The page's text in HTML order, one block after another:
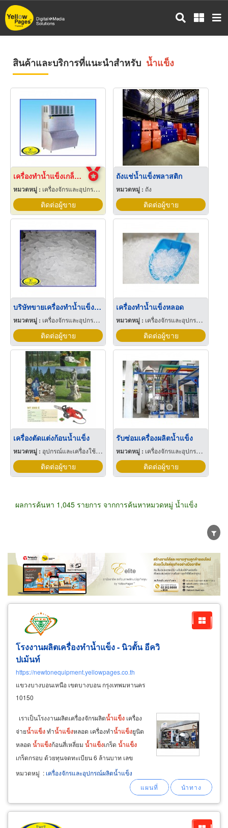
ข้าม
ไป
สินค้าและบริการที่แนะนำสำหรับ น้ำแข็ง
เครื่องทำน้ำแข็งเกล็ดกรอบ เชียงใหม่
หมวดหมู่ : เครื่องจักรและอุปกรณ์ผลิตน้ำแข็ง
ติดต่อผู้ขาย
ถังแช่น้ำแข็งพลาสติก
หมวดหมู่ : ถัง
ติดต่อผู้ขาย
บริษัทขายเครื่องทำน้ำแข็ง เชียงใหม่
หมวดหมู่ : เครื่องจักรและอุปกรณ์ผลิตน้ำแข็ง
ติดต่อผู้ขาย
เครื่องทำน้ำแข็งหลอด
หมวดหมู่ : เครื่องจักรและอุปกรณ์ผลิตน้ำแข็ง
ติดต่อผู้ขาย
เครื่องตัดแต่งก้อนน้ำแข็ง
หมวดหมู่ : อุปกรณ์และเครื่องใช้สำหรับโรงเลื่อย
ติดต่อผู้ขาย
รับซ่อมเครื่องผลิตน้ำแข็ง
หมวดหมู่ : เครื่องจักรและอุปกรณ์ผลิตน้ำแข็ง
ติดต่อผู้ขาย
ผลการค้นหา 1,045 รายการ จากการค้นหาหมวดหมู่ น้ำแข็ง
ขายส่ง ขายปลีก ผู้ผลิต
ตัวแทนจัดจำหน่าย
ผู้ส่งออก/นำเข้า
ธุรกิจบริการ
โรงงานผลิตเครื่องทำน้ำแข็ง - นิวตั้น อีควิ
ปเม้นท์
https://newtonequipment.yellowpages.co.th
แขวงบางบอนเหนือ เขตบางบอน กรุงเทพมหานคร
10150
เราเป็นโรงงานผลิตเครื่องจักรผลิตน้ำแข็ง เครื่อง
จ่ายน้ำแข็งทำน้ำแข็งหลอด เครื่องทำน้ำแข็งยูนิต
หลอด น้ำแข็งก้อนสี่เหลี่ยม น้ำแข็งเกร็ด น้ำแข็ง
เกร็ดกรอบ ด้วยทุนจดทะเบียน 6 ล้านบาท เลข
ทะเบียนนิติบุคคล 0105538034550 จากโรงงาน
ผลิตของเราที่ บางบอน กรุงเทพฯ เครื่องจ่ายน้ำ
หมวดหมู่ : เครื่องจักรและอุปกรณ์ผลิตน้ำแข็ง